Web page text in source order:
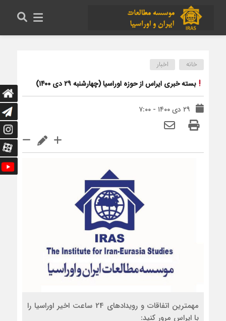
خانه اخبار
بسته خبری ایراس از حوزه اوراسیا (چهارشنبه ۲۹ دی ۱۴۰۰)
۲۹ دی ۱۴۰۰ - ۷:۰۰
مهمترین اتفاقات و رویدادهای 24 ساعت اخیر اوراسیا را
با ایراس مرور کنید: